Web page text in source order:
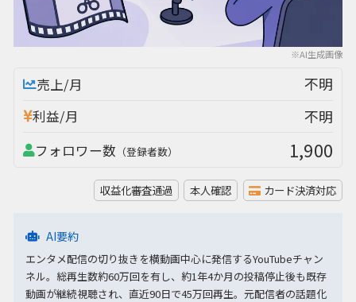
※AI生成画像
売上/月 不明
利益/月 不明
フォロワー数 （登録者数） 1,900
収益化審査通過 本人確認 カード決済対応
AI要約
エンタメ配信の切り抜きを横動画中心に発信するYouTubeチャン
ネル。総再生数約60万回を有し、約1年4か月の投稿停止後も既存
動画が継続視聴され、直近90日で45万回再生。元配信者の話題化